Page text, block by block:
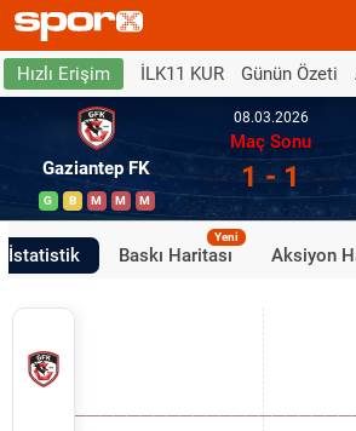
Hızlı Erişim İLK11 KUR Günün Özeti
Gaziantep FK
G B M M M
08.03.2026
Maç Sonu
1 - 1
İstatistik Baskı Haritası
Yeni
Aksiyon